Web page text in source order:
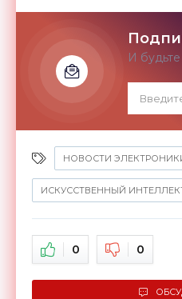
И
НОВОСТИ
ИСКУССТВЕННЫЙ
0 0